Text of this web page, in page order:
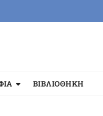
ΒΙΒΛΙΟΘΗΚΗ